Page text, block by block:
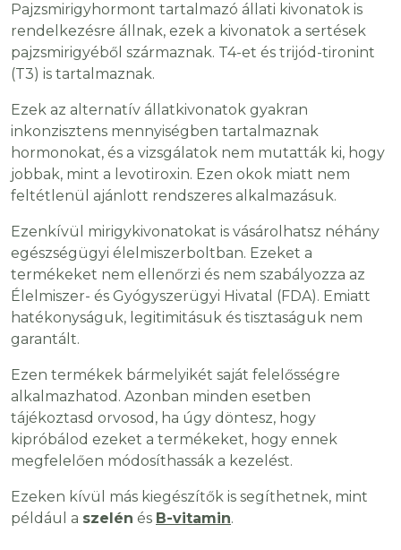
Pajzsmirigyhormont tartalmazó állati kivonatok is
rendelkezésre állnak, ezek a kivonatok a sertések
pajzsmirigyéből származnak. T4-et és trijód-tironint
(T3) is tartalmaznak.
Ezek az alternatív állatkivonatok gyakran
inkonzisztens mennyiségben tartalmaznak
hormonokat, és a vizsgálatok nem mutatták ki, hogy
jobbak, mint a levotiroxin. Ezen okok miatt nem
feltétlenül ajánlott rendszeres alkalmazásuk.
Ezenkívül mirigykivonatokat is vásárolhatsz néhány
egészségügyi élelmiszerboltban. Ezeket a
termékeket nem ellenőrzi és nem szabályozza az
Élelmiszer- és Gyógyszerügyi Hivatal (FDA). Emiatt
hatékonyságuk, legitimitásuk és tisztaságuk nem
garantált.
Ezen termékek bármelyikét saját felelősségre
alkalmazhatod. Azonban minden esetben
tájékoztasd orvosod, ha úgy döntesz, hogy
kipróbálod ezeket a termékeket, hogy ennek
megfelelően módosíthassák a kezelést.
Ezeken kívül más kiegészítők is segíthetnek, mint
például a szelén és B-vitamin.